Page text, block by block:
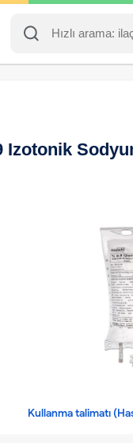
Izotonik
Kullanma talimatı